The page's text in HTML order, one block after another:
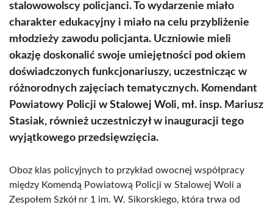
stalowowolscy policjanci. To wydarzenie miało
charakter edukacyjny i miało na celu przybliżenie
młodzieży zawodu policjanta. Uczniowie mieli
okazję doskonalić swoje umiejętności pod okiem
doświadczonych funkcjonariuszy, uczestnicząc w
różnorodnych zajęciach tematycznych. Komendant
Powiatowy Policji w Stalowej Woli, mł. insp. Mariusz
Stasiak, również uczestniczył w inauguracji tego
wyjątkowego przedsięwzięcia.
Oboz klas policyjnych to przykład owocnej współpracy
między Komendą Powiatową Policji w Stalowej Woli a
Zespołem Szkół nr 1 im. W. Sikorskiego, która trwa od